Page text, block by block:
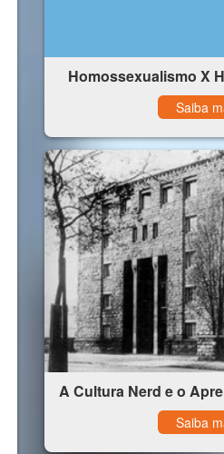
Homossexualismo X
Saiba
A Cultura Nerd e o
Saiba